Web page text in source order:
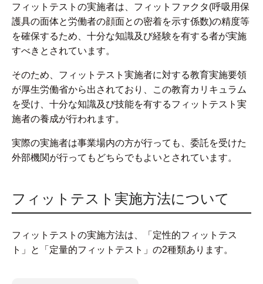
フィットテストの実施者は、フィットファクタ(呼吸用保
護具の面体と労働者の顔面との密着を示す係数)の精度等
を確保するため、十分な知識及び経験を有する者が実施
すべきとされています。
そのため、フィットテスト実施者に対する教育実施要領
が厚生労働省から出されており、この教育カリキュラム
を受け、十分な知識及び技能を有するフィットテスト実
施者の養成が行われます。
実際の実施者は事業場内の方が行っても、委託を受けた
外部機関が行ってもどちらでもよいとされています。
フィットテスト実施方法について
フィットテストの実施方法は、「定性的フィットテス
ト」と「定量的フィットテスト」の2種類あります。